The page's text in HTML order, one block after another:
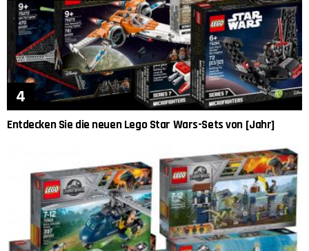
Entdecken Sie die neuen Lego Star Wars-Sets von [Jahr]